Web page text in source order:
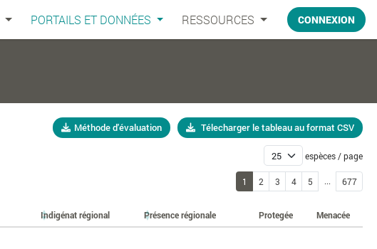
PORTAILS ET DONNÉES RESSOURCES CONNEXION
Méthode d'évaluation Télecharger le tableau au format CSV
espèces / page
1 2 3 4 5 ... 677
Indigénat régional Présence régionale Protegée Menacée